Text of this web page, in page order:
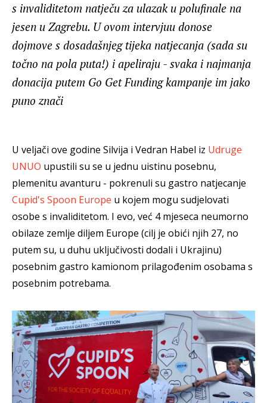
s invaliditetom natječu za ulazak u polufinale na
jesen u Zagrebu. U ovom intervjuu donose
dojmove s dosadašnjeg tijeka natjecanja (sada su
točno na pola puta!) i apeliraju - svaka i najmanja
donacija putem Go Get Funding kampanje im jako
puno znači
U veljači ove godine Silvija i Vedran Habel iz Udruge
UNUO upustili su se u jednu uistinu posebnu,
plemenitu avanturu - pokrenuli su gastro natjecanje
Cupid's Spoon Europe u kojem mogu sudjelovati
osobe s invaliditetom. I evo, već 4 mjeseca neumorno
obilaze zemlje diljem Europe (cilj je obići njih 27, no
putem su, u duhu uključivosti dodali i Ukrajinu)
posebnim gastro kamionom prilagođenim osobama s
posebnim potrebama.